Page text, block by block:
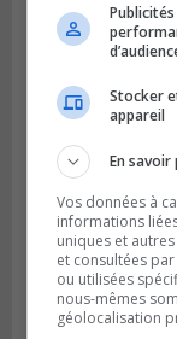
LONGUEUIL
Stocker
appareil
En savoir
Vos données à
informations
uniques et
et consultées
ou utilisées
nous-mêmes
géolocalisation